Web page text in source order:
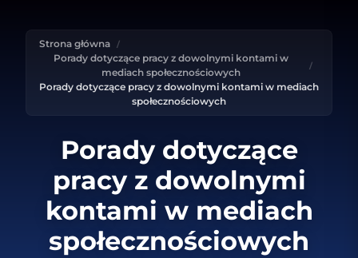
Strona główna
Porady dotyczące pracy z dowolnymi kontami w
mediach społecznościowych
Porady dotyczące pracy z dowolnymi kontami w mediach
społecznościowych
Porady dotyczące
pracy z dowolnymi
kontami w mediach
społecznościowych